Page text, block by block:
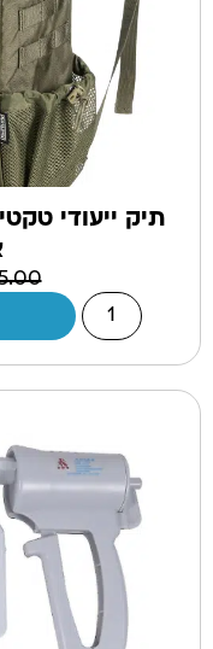
תיק ייעודי